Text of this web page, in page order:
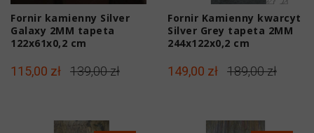
Fornir kamienny Silver
Galaxy 2MM tapeta
122x61x0,2 cm
115,00 zł 139,00 zł
Fornir Kamienny kwarcyt
Silver Grey tapeta 2MM
244x122x0,2 cm
149,00 zł 189,00 zł